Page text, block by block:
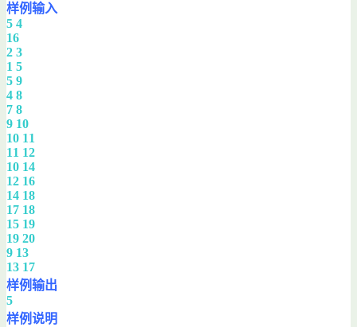
样例输入
5 4
16
2 3
1 5
5 9
4 8
7 8
9 10
10 11
11 12
10 14
12 16
14 18
17 18
15 19
19 20
9 13
13 17
样例输出
5
样例说明